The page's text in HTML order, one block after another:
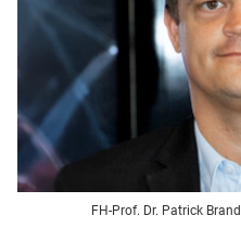
FH-Prof. Dr. Patrick